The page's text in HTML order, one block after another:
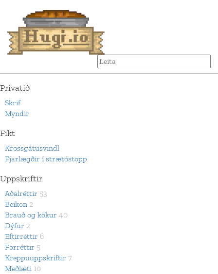
Prívatið
Skrif
Myndir
Fikt
Krossgátusvindl
Fjarlægðir í strætóstopp
Uppskriftir
Aðalréttir 53
Beikon 2
Brauð og kökur 40
Dýfur 2
Eftirréttir 6
Forréttir 5
Kreppuuppskriftir 7
Meðlæti 10